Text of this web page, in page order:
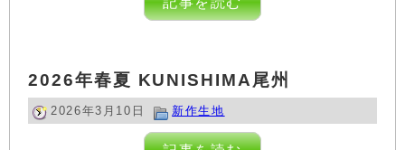
2026年春夏 KUNISHIMA尾州
2026年3月10日 新作生地